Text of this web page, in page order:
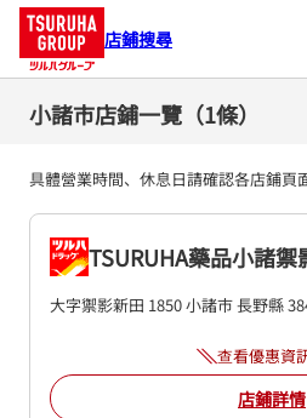
店鋪搜尋
小諸市店鋪一覽（1條）
具體營業時間、休息日請確認各店鋪頁
TSURUHA藥品小諸禦
大字禦影新田 1850小諸市長野縣
查看優惠資
店鋪詳情